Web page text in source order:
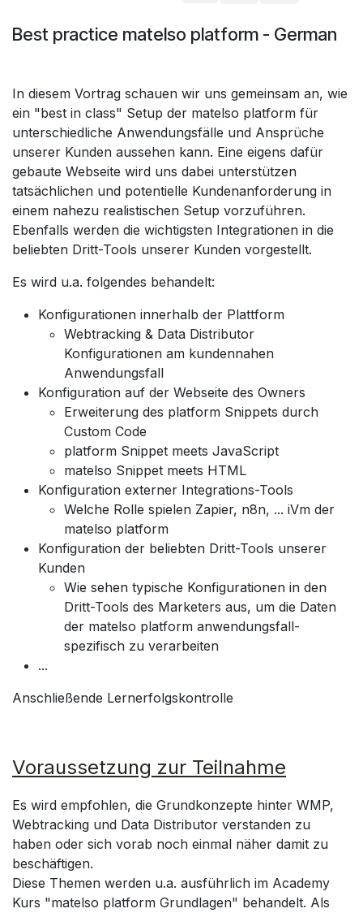
Best practice matelso platform - German
In diesem Vortrag schauen wir uns gemeinsam an, wie
ein "best in class" Setup der matelso platform für
unterschiedliche Anwendungsfälle und Ansprüche
unserer Kunden aussehen kann. Eine eigens dafür
gebaute Webseite wird uns dabei unterstützen
tatsächlichen und potentielle Kundenanforderung in
einem nahezu realistischen Setup vorzuführen.
Ebenfalls werden die wichtigsten Integrationen in die
beliebten Dritt-Tools unserer Kunden vorgestellt.
Es wird u.a. folgendes behandelt:
Konfigurationen innerhalb der Plattform
Webtracking & Data Distributor
Konfigurationen am kundennahen
Anwendungsfall
Konfiguration auf der Webseite des Owners
Erweiterung des platform Snippets durch
Custom Code
platform Snippet meets JavaScript
matelso Snippet meets HTML
Konfiguration externer Integrations-Tools
Welche Rolle spielen Zapier, n8n, ... iVm der
matelso platform
Konfiguration der beliebten Dritt-Tools unserer
Kunden
Wie sehen typische Konfigurationen in den
Dritt-Tools des Marketers aus, um die Daten
der matelso platform anwendungsfall-
spezifisch zu verarbeiten
...
Anschließende Lernerfolgskontrolle
Voraussetzung zur Teilnahme
Es wird empfohlen, die Grundkonzepte hinter WMP,
Webtracking und Data Distributor verstanden zu
haben oder sich vorab noch einmal näher damit zu
beschäftigen.
Diese Themen werden u.a. ausführlich im Academy
Kurs "matelso platform Grundlagen" behandelt. Als